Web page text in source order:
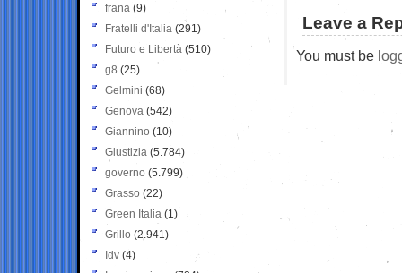
Leave a
You must be
frana (9)
Fratelli d'Italia (291)
Futuro e Libertà (510)
g8 (25)
Gelmini (68)
Genova (542)
Giannino (10)
Giustizia (5.784)
governo (5.799)
Grasso (22)
Green Italia (1)
Grillo (2.941)
Idv (4)